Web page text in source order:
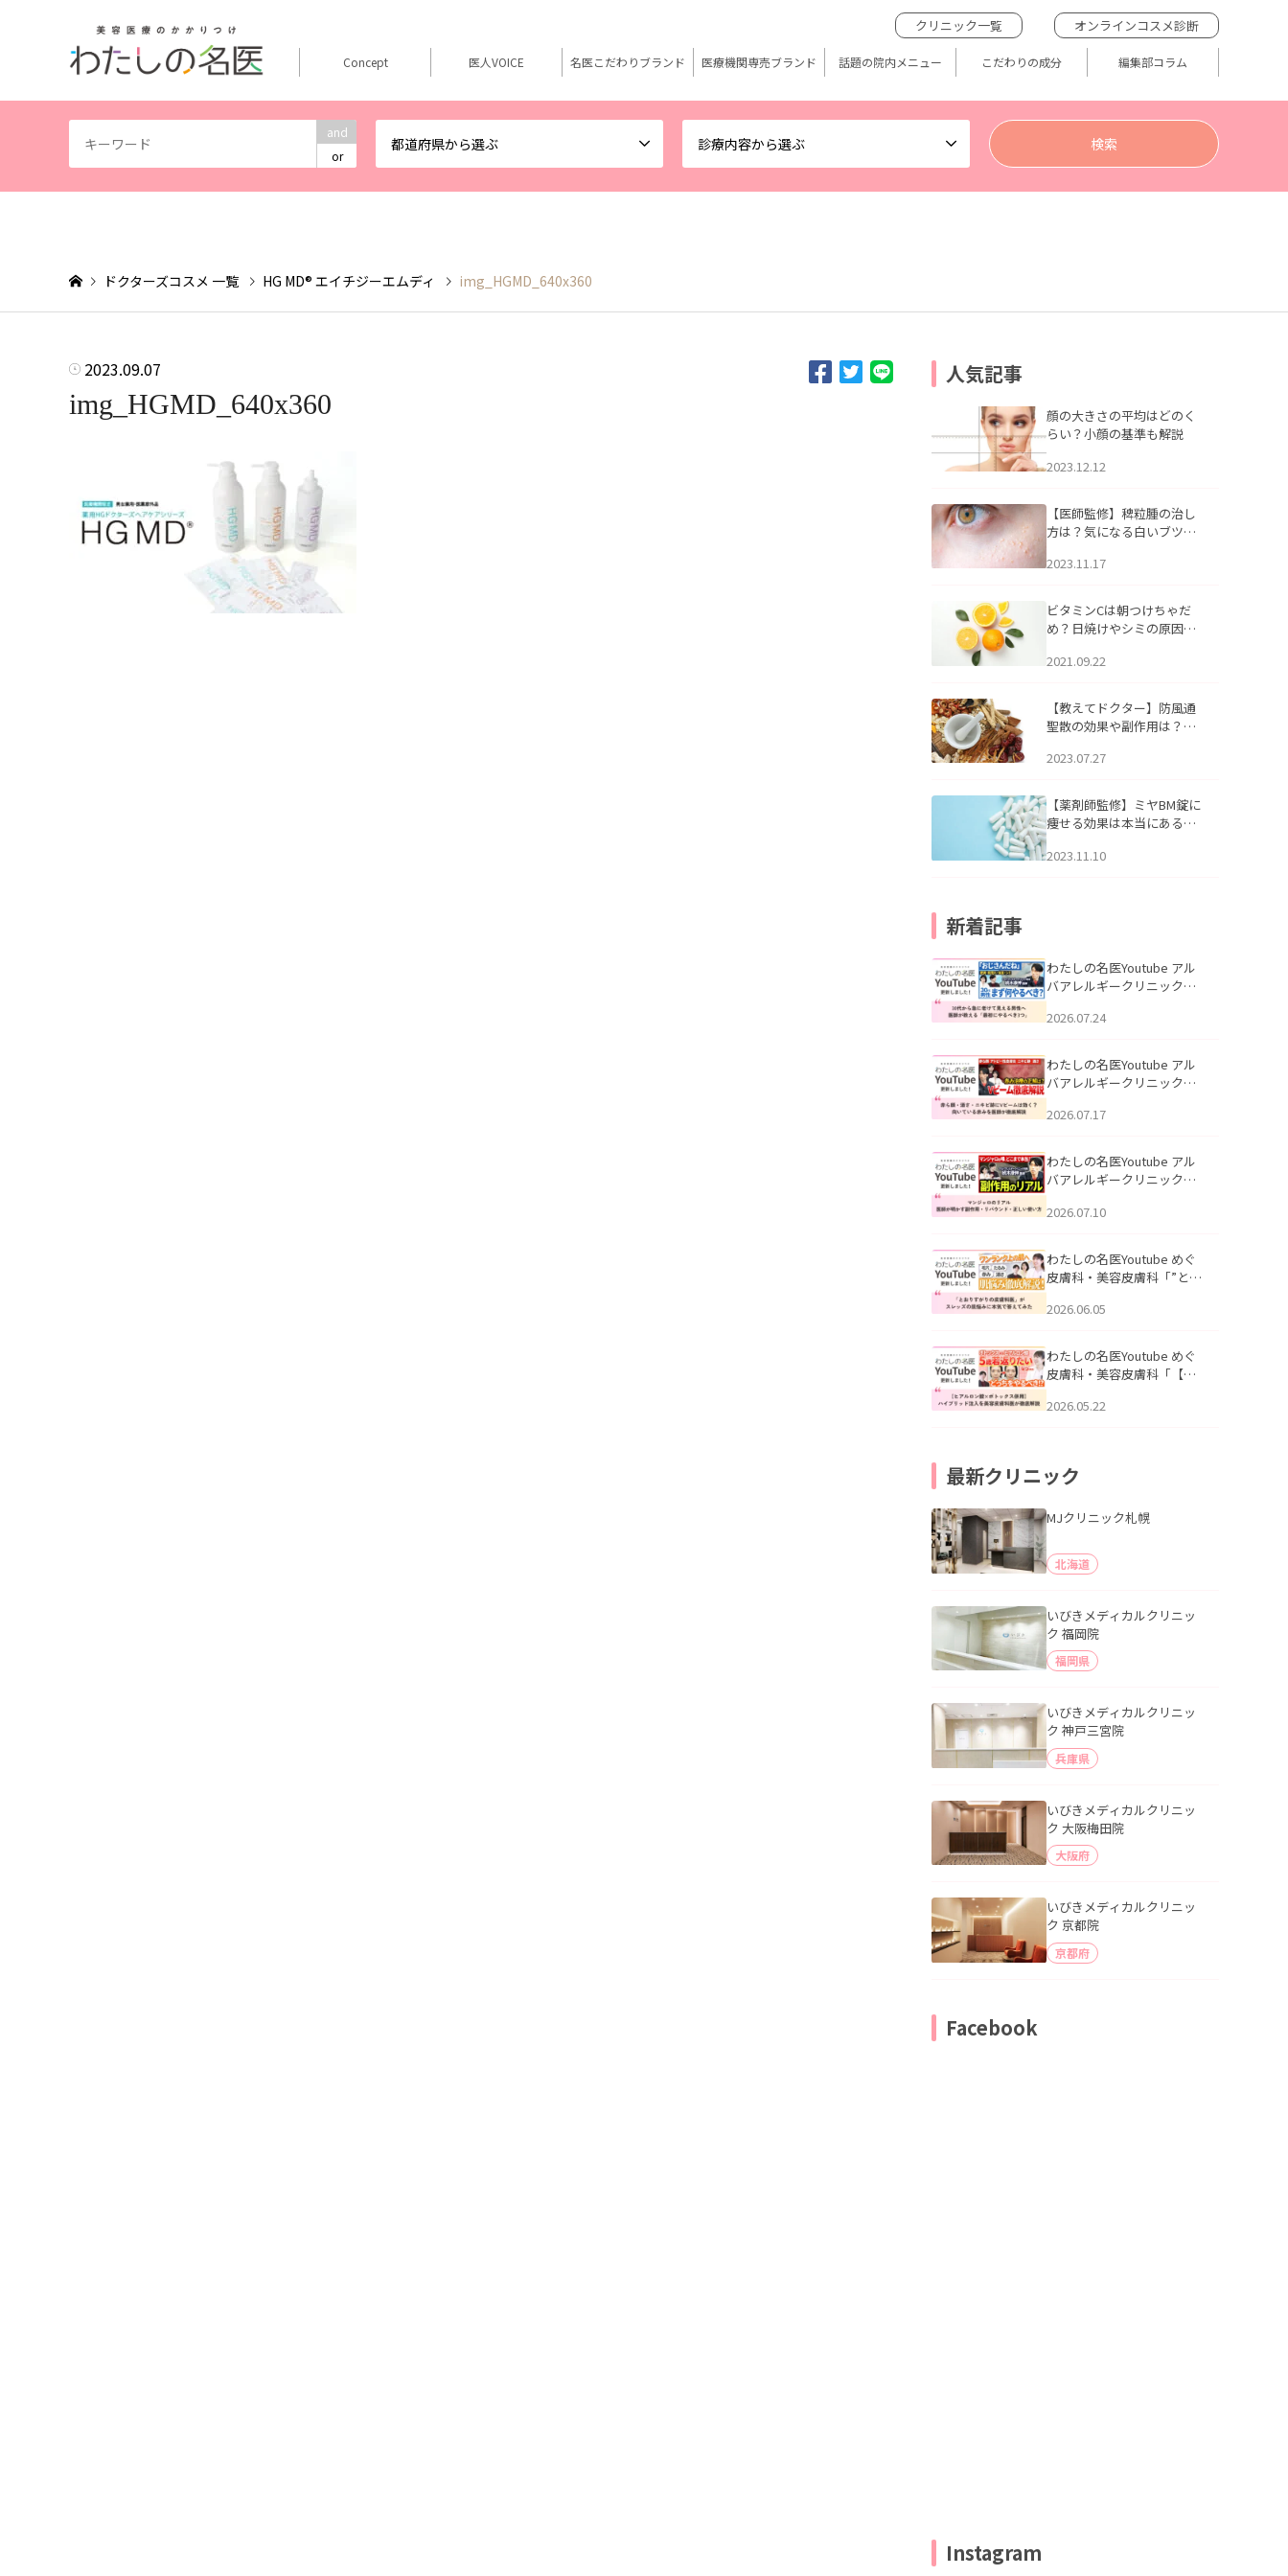
and
or
都道府県から選ぶ 診療内容から選ぶ
クリニック一覧 オンラインコスメ診断
Concept 医人VOICE 名医こだわりブランド 医療機関専売ブランド 話題の院内メニュー こだわりの成分 編集部コラム
ドクターズコスメ 一覧 HG MD® エイチジーエムディ img_HGMD_640x360
2023.09.07
img_HGMD_640x360
人気記事
顔の大きさの平均はどのく
らい？小顔の基準も解説
2023.12.12
【医師監修】稗粒腫の治し
方は？気になる白いブツブ
アについて
2023.11.17
ビタミンCは朝つけちゃだ
め？日焼けやシミの原因に
2021.09.22
【教えてドクター】防風通
聖散の効果や副作用は？長
2023.07.27
【薬剤師監修】ミヤBM錠に
痩せる効果は本当にある
2023.11.10
新着記事
わたしの名医Youtube アル
バアレルギークリニック札
える男性へ｜医師が教える
公開いたしました。
2026.07.24
わたしの名医Youtube アル
バアレルギークリニック札
跡にVビームは効く？向いて
説」を公開いたしました。
2026.07.17
わたしの名医Youtube アル
バアレルギークリニック札
医師が明かす副作用・リバ
公開いたしました。
2026.07.10
わたしの名医Youtube めぐ
皮膚科・美容皮膚科「”とお
ッズの肌悩みに本気で答え
た。
2026.06.05
わたしの名医Youtube めぐ
皮膚科・美容皮膚科「【ヒ
用】ハイブリッド注入を美
2026.05.22
最新クリニック
MJクリニック札幌
北海道
いびきメディカルクリニッ
ク 福岡院
福岡県
いびきメディカルクリニッ
ク 神戸三宮院
兵庫県
いびきメディカルクリニッ
ク 大阪梅田院
大阪府
いびきメディカルクリニッ
ク 京都院
京都府
Facebook
Instagram